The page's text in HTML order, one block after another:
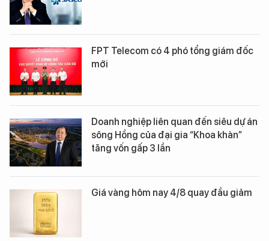
FPT Telecom có 4 phó tổng giám đốc
mới
Doanh nghiệp liên quan đến siêu dự án
sông Hồng của đại gia “Khoa khàn”
tăng vốn gấp 3 lần
Giá vàng hôm nay 4/8 quay đầu giảm